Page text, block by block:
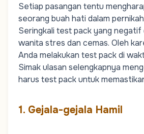
Setiap pasangan tentu
seorang buah hati dalam
Seringkali test pack yang negatif
wanita stres dan cemas. Oleh
Anda melakukan test pack di
Simak ulasan selengkapnya
harus test pack untuk
1. Gejala-gejala Hamil